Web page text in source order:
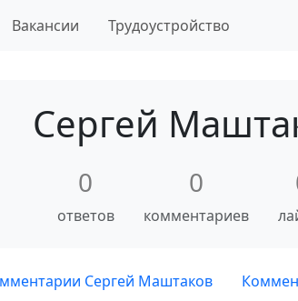
Вакансии Трудоустройство
Сергей
0
ответов
0
комментариев
Сергей Маштаков